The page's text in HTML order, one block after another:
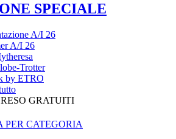
SPECIALE
A/I 26
A/I 26
Trotter
by ETRO
GRATUITI
PER CATEGORIA